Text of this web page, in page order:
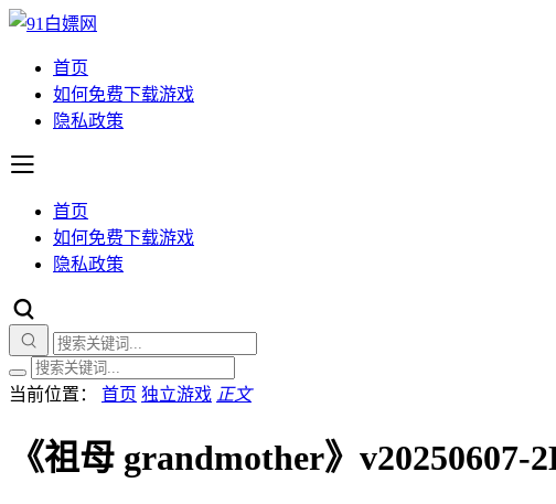
首页
如何免费下载游戏
隐私政策
首页
如何免费下载游戏
隐私政策
当前位置： 首页 独立游戏 正文
《祖母 grandmother》v20250607-